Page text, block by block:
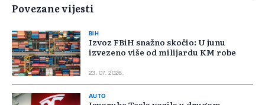
Povezane vijesti
BIH
Izvoz FBiH snažno skočio: U junu
izvezeno više od milijardu KM robe
23. 07. 2026.
AUTO